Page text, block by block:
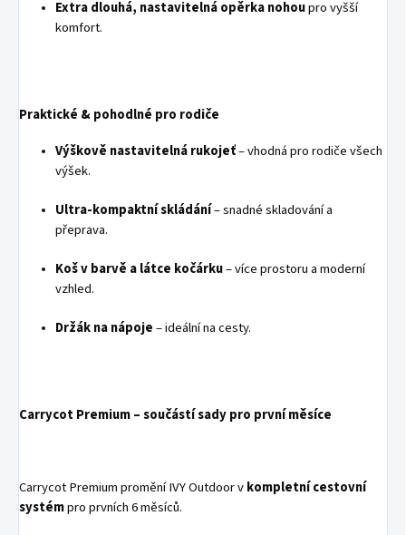
Extra dlouhá, nastavitelná opěrka nohoupro vyšší
komfort.
Praktické & pohodlné pro rodiče
Výškově nastavitelná rukojeť– vhodná pro rodiče všech
výšek.
Ultra-kompaktní skládání– snadné skladování a
přeprava.
Koš v barvě a látce kočárku– více prostoru a moderní
vzhled.
Držák na nápoje– ideální na cesty.
Carrycot Premium – součástí sady pro první měsíce
Carrycot Premium promění IVY Outdoor vkompletní cestovní
systémpro prvních 6 měsíců.